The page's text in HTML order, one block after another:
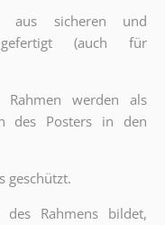
aus sicheren und
gefertigt (auch für
werden als
des Posters in den
geschützt.
des Rahmens bildet,